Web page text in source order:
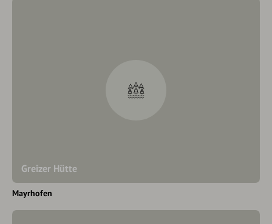
Greizer Hütte
Mayrhofen